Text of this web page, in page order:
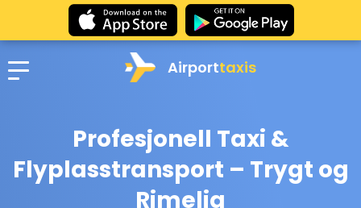
Airporttaxis
Profesjonell Taxi &
Flyplasstransport – Trygt og
Rimelig